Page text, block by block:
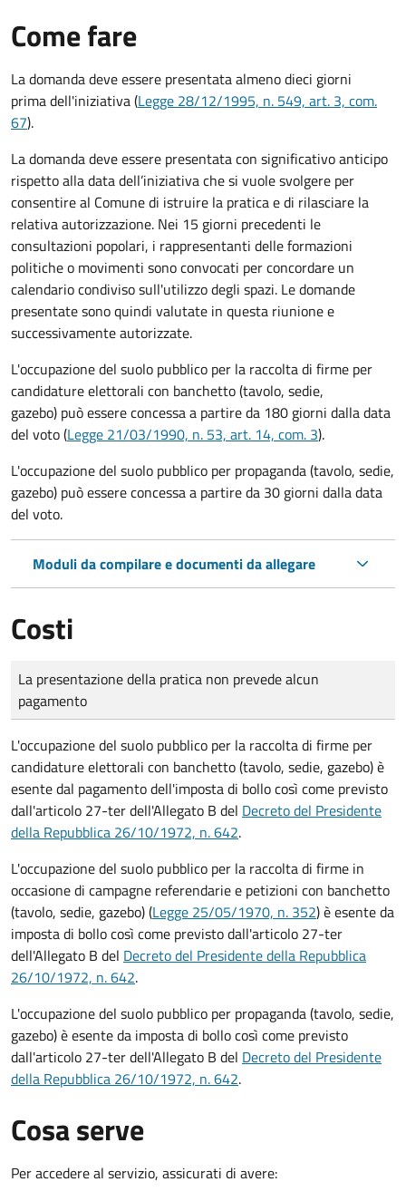
Come fare
La domanda deve essere presentataalmeno dieci giorni
primadell'iniziativa (Legge 28/12/1995, n. 549, art. 3, com.
67).
La domanda deve essere presentata con significativo anticipo
rispetto alla data dell’iniziativa che si vuole svolgere per
consentire al Comune di istruire la pratica e di rilasciare la
relativa autorizzazione. Nei 15 giorni precedenti le
consultazioni popolari, i rappresentanti delle formazioni
politiche o movimenti sono convocati per concordare un
calendario condiviso sull'utilizzo degli spazi. Le domande
presentate sono quindi valutate in questa riunione e
successivamente autorizzate.
L'occupazione del suolo pubblico per la raccolta di firme per
candidature elettorali con banchetto (tavolo, sedie,
gazebo) può essere concessa a partire da 180 giorni dalla data
del voto (Legge 21/03/1990, n. 53, art. 14, com. 3).
L'occupazione del suolo pubblico per propaganda (tavolo, sedie,
gazebo) può essere concessa a partire da 30 giorni dalla data
del voto.
Moduli da compilare e documenti da allegare
Costi
Tipo di pagamento
Importo
La presentazione della pratica non prevede alcun
pagamento
L'occupazione del suolo pubblico per la raccolta di firme per
candidature elettorali con banchetto (tavolo, sedie, gazebo) è
esente dal pagamento dell'imposta di bollo così come previsto
dall'articolo 27-ter dell'Allegato B del Decreto del Presidente
della Repubblica 26/10/1972, n. 642.
L'occupazione del suolo pubblico per la raccolta di firme in
occasione di campagne referendarie e petizioni con banchetto
(tavolo, sedie, gazebo) (Legge 25/05/1970, n. 352) è esente da
imposta di bollo così come previsto dall'articolo 27-ter
dell'Allegato B del Decreto del Presidente della Repubblica
26/10/1972, n. 642.
L'occupazione del suolo pubblico per propaganda (tavolo, sedie,
gazebo) è esente da imposta di bollo così come previsto
dall'articolo 27-ter dell'Allegato B del Decreto del Presidente
della Repubblica 26/10/1972, n. 642.
Cosa serve
Per accedere al servizio, assicurati di avere: